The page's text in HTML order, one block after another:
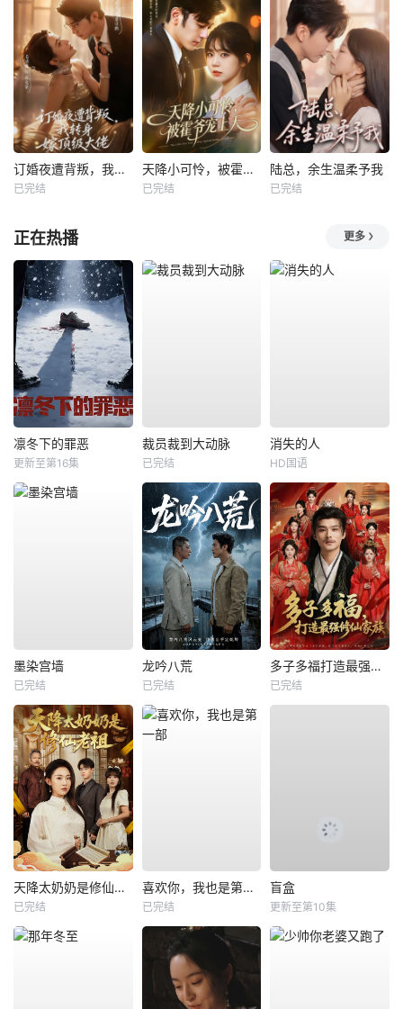
订婚夜遭背叛，我转身嫁顶级大佬
已完结
天降小可怜，被霍爷宠上天
已完结
陆总，余生温柔予我
已完结
正在热播 更多
凛冬下的罪恶
更新至第16集
裁员裁到大动脉
已完结
消失的人
HD国语
墨染宫墙
已完结
龙吟八荒
已完结
多子多福打造最强修仙家族
已完结
天降太奶奶是修仙老祖
已完结
喜欢你，我也是第一部
已完结
盲盒
更新至第10集